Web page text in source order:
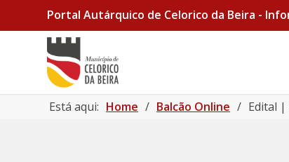
Portal Autárquico de Celorico da Beira -
Está aqui: Home / Balcão Online / Edital |